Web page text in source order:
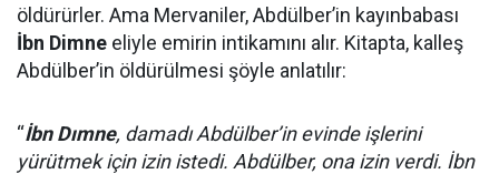
öldürürler. Ama Mervaniler, Abdülber’in kayınbabası
İbn Dimne eliyle emirin intikamını alır. Kitapta, kalleş
Abdülber’in öldürülmesi şöyle anlatılır:
“İbn Dımne, damadı Abdülber’in evinde işlerini
yürütmek için izin istedi. Abdülber, ona izin verdi. İbn